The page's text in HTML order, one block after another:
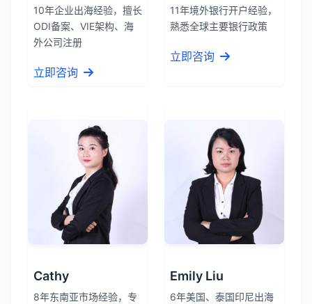
10年企业出海经验，擅长
ODI备案、VIE架构、海
外公司注册
立即咨询
11年境外银行开户经验，
熟悉全球主要银行政策
立即咨询
Cathy
8年东南亚市场经验，专
Emily Liu
6年美国、泰国印尼出海